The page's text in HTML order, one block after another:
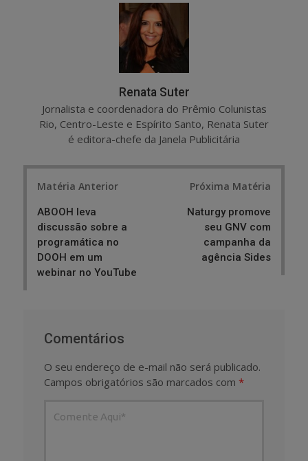
Renata Suter
Jornalista e coordenadora do Prêmio Colunistas
Rio, Centro-Leste e Espírito Santo, Renata Suter
é editora-chefe da Janela Publicitária
Matéria Anterior
ABOOH leva
discussão sobre a
programática no
DOOH em um
webinar no YouTube
Próxima Matéria
Naturgy promove
seu GNV com
campanha da
agência Sides
Comentários
O seu endereço de e-mail não será publicado.
Campos obrigatórios são marcados com *